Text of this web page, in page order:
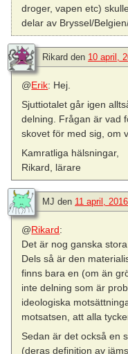
droger, vapen etc)
delar av Bryssel/
Rikard den 10 april,
@Erik: Hej.
Sjuttiotalet går igen
delning. Frågan är vad
skovet för med sig, om
Kamratliga hälsningar,
Rikard, lärare
MJ den 11 april,
@Rikard:
Det är nog ganska
Dels så är den
finns bara en (om än
inte delning som är
ideologiska
motsatsen, att alla
Sedan är det också en
(deras definition av